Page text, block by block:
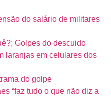
do salário de militares
Golpes do descuido
laranjas em celulares dos
do golpe
“faz tudo o que não diz a